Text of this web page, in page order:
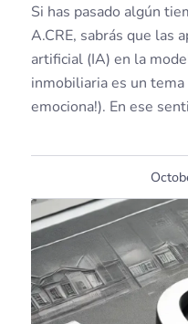
Si has pasado algún
A.CRE, sabrás que las
artificial (IA) en la
inmobiliaria es un tema
emociona!). En ese